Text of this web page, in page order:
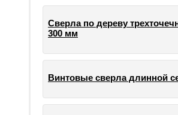
Сверла по дереву
300 мм
Винтовые сверла длинной